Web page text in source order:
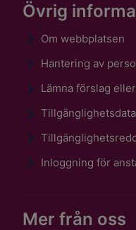
Övrig
Om webbplatsen
Hantering av
Lämna förslag
Inloggning för
Mer från oss